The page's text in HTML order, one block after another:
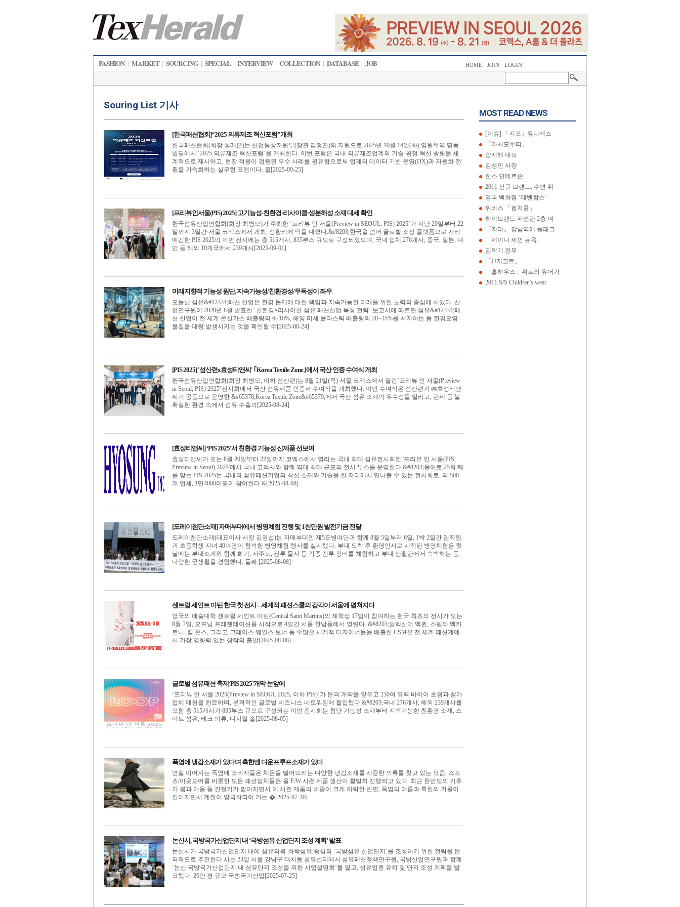
FASHION | MARKET | SOURCING | SPECIAL | INTERVIEW | COLLECTION | DATABASE | JOB HOME JOIN LOGIN
Souring List 기사
[한국패션협회]“2025 의류제조 혁신포럼”개최
한국패션협회(회장 성래은)는 산업통상자원부(장관 김정관)의 지원으로 2025년 10월 14일(화) 영원무역 명동
빌딩에서 ‘2025 의류제조 혁신포럼’을 개최한다. 이번 포럼은 국내 의류제조업계의 기술·공정 혁신 방향을 체
계적으로 제시하고, 현장 적용이 검증된 우수 사례를 공유함으로써 업계의 데이터 기반 운영(DX)과 자동화 전
환을 가속화하는 실무형 포럼이다. 올[2025-09-25]
[프리뷰인서울(PIS) 2025] 고기능성·친환경·리사이클·생분해성 소재 대세 확인
한국섬유산업연합회(회장 최병오)가 주최한 ‘프리뷰 인 서울(Preview in SEOUL, PIS) 2025’가 지난 20일부터 22
일까지 3일간 서울 코엑스에서 개최, 성황리에 막을 내렸다.&#8203;한국을 넘어 글로벌 소싱 플랫폼으로 자리
매김한 PIS 2025의 이번 전시에는 총 515개사, 835부스 규모로 구성되었으며, 국내 업체 276개사, 중국, 일본, 대
만 등 해외 10개국에서 239개사[2025-09-01]
미래지향적 기능성 원단, 지속가능성/친환경성/무독성이 좌우
오늘날 섬유&#12334;패션 산업은 환경 문제에 대한 책임과 지속가능한 미래를 위한 노력의 중심에 서있다. 산
업연구원이 2020년 8월 발표한 ‘친환경×리사이클 섬유 패션산업 육성 전략’ 보고서에 따르면 섬유&#12334;패
션 산업이 전 세계 온실가스 배출량의 6~10%, 해양 미세 플라스틱 배출량의 20~35%를 차지하는 등 환경오염
물질을 대량 발생시키는 것을 확인할 수[2025-08-24]
[PIS 2025] '섬산련x효성티앤씨' ｢Korea Textile Zone｣에서 국산 인증 수여식 개최
한국섬유산업연합회(회장 최병오, 이하 섬산련)는 8월 21일(목) 서울 코엑스에서 열린‘프리뷰 인 서울(Preview
in Seoul, PIS) 2025’전시회에서 국산 섬유제품 인증서 수여식을 개최했다. 이번 수여식은 섬산련과 ㈜효성티앤
씨가 공동으로 운영한 &#65378;Korea Textile Zone&#65379;에서 국산 섬유 소재의 우수성을 알리고, 관세 등 불
확실한 환경 속에서 섬유 수출의[2025-08-24]
[효성티앤씨] ‘PIS 2025’서 친환경 기능성 신제품 선보여
효성티앤씨가 오는 8월 20일부터 22일까지 코엑스에서 열리는 국내 최대 섬유전시회인 '프리뷰 인 서울(PIS;
Preview in Seoul) 2025'에서 국내 고객사와 함께 역대 최대 규모의 전시 부스를 운영한다.&#8203;올해로 25회 째
를 맞는 PIS 2025는 국내외 섬유패션기업의 최신 소재와 기술을 한 자리에서 만나볼 수 있는 전시회로, 약 500
개 업체, 1만4000여명이 참여한다.&[2025-08-08]
[도레이첨단소재] 자매부대에서 병영체험 진행 및 1천만원 발전기금 전달
도레이첨단소재(대표이사 사장 김영섭)는 자매부대인 제5포병여단과 함께 8월 5일부터 6일, 1박 2일간 임직원
과 초등학생 자녀 40여명이 참석한 병영체험 행사를 실시했다. 부대 도착 후 환영인사로 시작된 병영체험은 첫
날에는 부대소개와 함께 화기, 자주포, 전투 물자 등 각종 전투 장비를 체험하고 부대 생활관에서 숙박하는 등
다양한 군생활을 경험했다. 둘째 [2025-08-08]
센트럴 세인트 마틴 한국 첫 전시 – 세계적 패션스쿨의 감각이 서울에 펼쳐지다
영국의 예술대학 센트럴 세인트 마틴(Central Saint Martins)의 재학생 17팀이 참여하는 한국 최초의 전시가 오는
8월 7일, 오프닝 프레젠테이션을 시작으로 4일간 서울 한남동에서 열린다. &#8203;알렉산더 맥퀸, 스텔라 맥카
트니, 킴 존스, 그리고 그레이스 웨일스 보너 등 수많은 세계적 디자이너들을 배출한 CSM은 전 세계 패션계에
서 가장 영향력 있는 창작의 출발[2025-08-08]
글로벌 섬유패션 축제‘PIS 2025’개막 눈앞에
‘프리뷰 인 서울 2025(Preview in SEOUL 2025, 이하 PIS)’가 본격 개막을 앞두고 230여 유력 바이어 초청과 참가
업체 매칭을 완료하며, 본격적인 글로벌 비즈니스 네트워킹에 돌입했다.&#8203;국내 276개사, 해외 239개사를
포함 총 515개사가 835부스 규모로 구성되는 이번 전시회는 첨단 기능성 소재부터 지속가능한 친환경 소재, 스
마트 섬유, 테크 의류, 디지털 솔[2025-08-05]
폭염에 냉감소재가 있다며 혹한엔 다운프루프소재가 있다
연일 이어지는 폭염에 소비자들은 체온을 떨어뜨리는 다양한 냉감소재를 사용한 의류를 찾고 있는 요즘, 스포
츠/아웃도어를 비롯한 모든 패션업체들은 올 F/W 시즌 제품 생산이 활발히 진행되고 있다. 최근 한반도의 기후
가 봄과 가을 등 간절기가 짦아지면서 이 시즌 제품의 비중이 크게 하락한 반면, 폭염의 여름과 혹한의 겨울이
길어지면서 계절이 양극화되어 가는 �[2025-07-30]
논산시, 국방국가산업단지 내 ‘국방섬유 산업단지 조성 계획’ 발표
논산시가 국방국가산업단지 내에 섬유의복·화학섬유 중심의 ‘국방섬유 산업단지’를 조성하기 위한 전략을 본
격적으로 추진한다.시는 23일 서울 강남구 대치동 섬유센터에서 섬유패션정책연구원, 국방산업연구원과 함께
‘논산 국방국가산업단지 내 섬유단지 조성을 위한 사업설명회’를 열고, 섬유업종 유치 및 단지 조성 계획을 발
표했다. 26만 평 규모 국방국가산업[2025-07-25]
MOST READ NEWS
[이슈] 「지포」유니섹스
「마시모두띠」
양지해 대표
김성민 사장
한스 안데르손
2011 신규 브랜드, 수면 위
영국 백화점 ‘데벤함스’
위비스 「컬쳐콜」
하이브랜드 패션관 2층 여
「자라」 강남역에 플래그
「제이니 제인 뉴욕」
김락기 전무
「JJ지고트」
「홀하우스」위트와 유머가
2011 S/S Children's wear